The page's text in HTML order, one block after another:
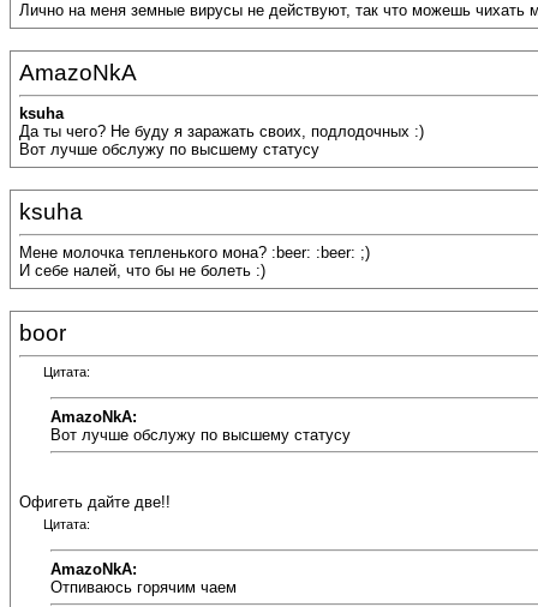
Лично на меня земные вирусы не действуют, так что можешь чихать
AmazoNkA
ksuha
Да ты чего? Не буду я заражать своих, подлодочных :)
Вот лучше обслужу по высшему статусу
ksuha
Мене молочка тепленького мона? :beer: :beer: ;)
И себе налей, что бы не болеть :)
boor
Цитата:
AmazoNkA:
Вот лучше обслужу по высшему статусу
Офигеть дайте две!!
Цитата:
AmazoNkA:
Отпиваюсь горячим чаем